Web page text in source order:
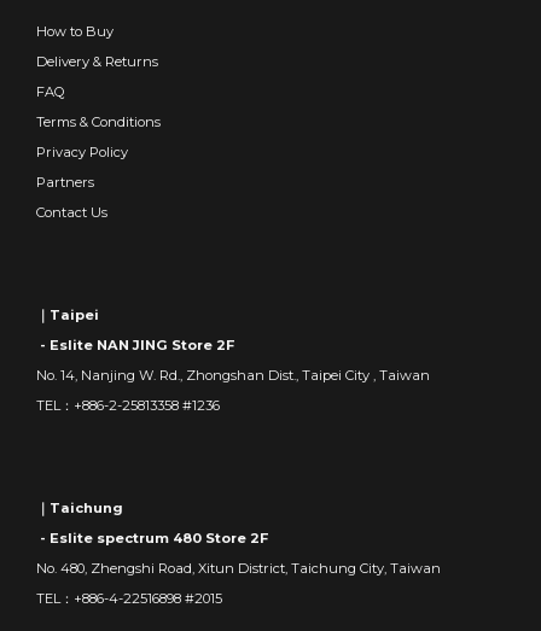
How to Buy
Delivery & Returns
FAQ
Terms & Conditions
Privacy Policy
Partners
Contact Us
｜Taipei
- Eslite NAN JING Store 2F
No. 14, Nanjing W. Rd., Zhongshan Dist., Taipei City , Taiwan
TEL：+886-2-25813358 #1236
｜Taichung
- Eslite spectrum 480 Store 2F
No. 480, Zhengshi Road, Xitun District, Taichung City, Taiwan
TEL：+886-4-22516898 #2015